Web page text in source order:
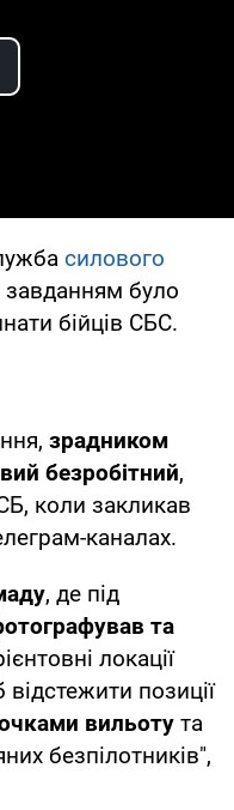
Video
силового
було
бійців СБС.
зрадником
безробітний,
коли закликав
каналах.
, де під
та
локації
позиції
вильоту та
безпілотників",